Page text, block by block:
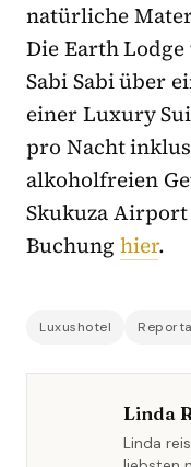
natürliche
Die Earth
Sabi Sabi über
einer Luxury
pro Nacht
alkoholfreien
Skukuza
Buchung hier.
Luxushotel
Linda
Linda